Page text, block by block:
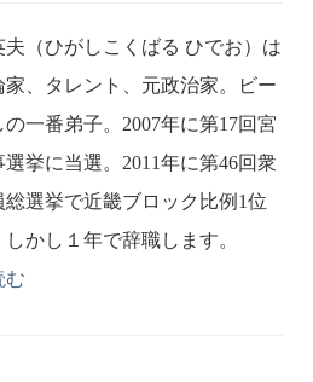
夫（ひがしこくばる ひでお）は
家、タレント、元政治家。ビー
の一番弟子。2007年に第17回宮
挙に当選。2011年に第46回衆
総選挙で近畿ブロック比例1位
かし１年で辞職します。
む